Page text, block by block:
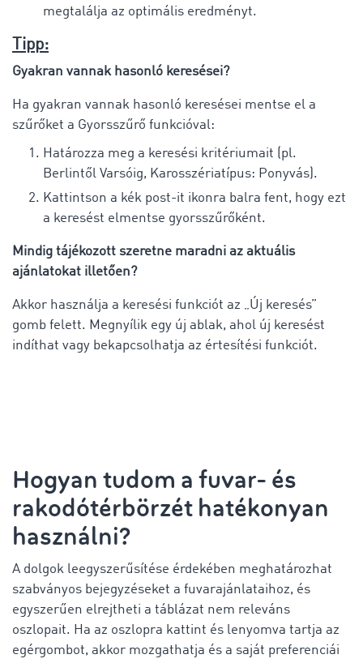
megtalálja az optimális eredményt.
Tipp:
Gyakran vannak hasonló keresései?
Ha gyakran vannak hasonló keresései mentse el a
szűrőket a Gyorsszűrő funkcióval:
Határozza meg a keresési kritériumait (pl.
Berlintől Varsóig, Karosszériatípus: Ponyvás).
Kattintson a kék post-it ikonra balra fent, hogy ezt
a keresést elmentse gyorsszűrőként.
Mindig tájékozott szeretne maradni az aktuális
ajánlatokat illetően?
Akkor használja a keresési funkciót az „Új keresés”
gomb felett. Megnyílik egy új ablak, ahol új keresést
indíthat vagy bekapcsolhatja az értesítési funkciót.
Hogyan tudom a fuvar- és
rakodótérbörzét hatékonyan
használni?
A dolgok leegyszerűsítése érdekében meghatározhat
szabványos bejegyzéseket a fuvarajánlataihoz, és
egyszerűen elrejtheti a táblázat nem releváns
oszlopait. Ha az oszlopra kattint és lenyomva tartja az
egérgombot, akkor mozgathatja és a saját preferenciái